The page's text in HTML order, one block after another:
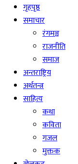
गृहपृष्ठ
समाचार
रंगमञ्च
राजनीति
समाज
अन्तराष्ट्रिय
अर्थतन्त्र
साहित्य
कथा
कविता
गजल
मुक्तक